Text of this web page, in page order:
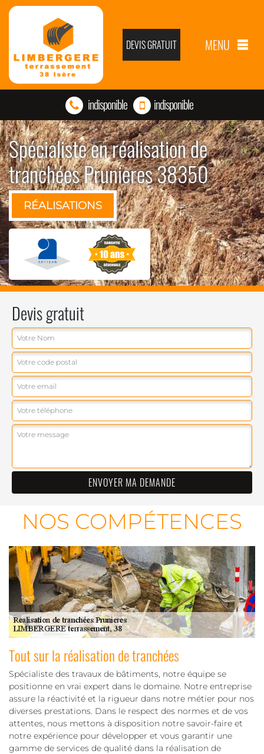
DEVIS GRATUIT MENU
indisponible indisponible
Spécialiste en réalisation de
tranchées Prunieres 38350
RÉALISATIONS
Devis gratuit
NOS COMPÉTENCES
Tout sur la réalisation de tranchées
Spécialiste des travaux de bâtiments, notre équipe se
positionne en vrai expert dans le domaine. Notre entreprise
assure la réactivité et la rigueur dans notre métier pour nos
diverses prestations. Dans le respect des normes et de vos
attentes, nous mettons à disposition notre savoir-faire et
notre expérience pour développer et vous garantir une
gamme de services de qualité dans la réalisation de